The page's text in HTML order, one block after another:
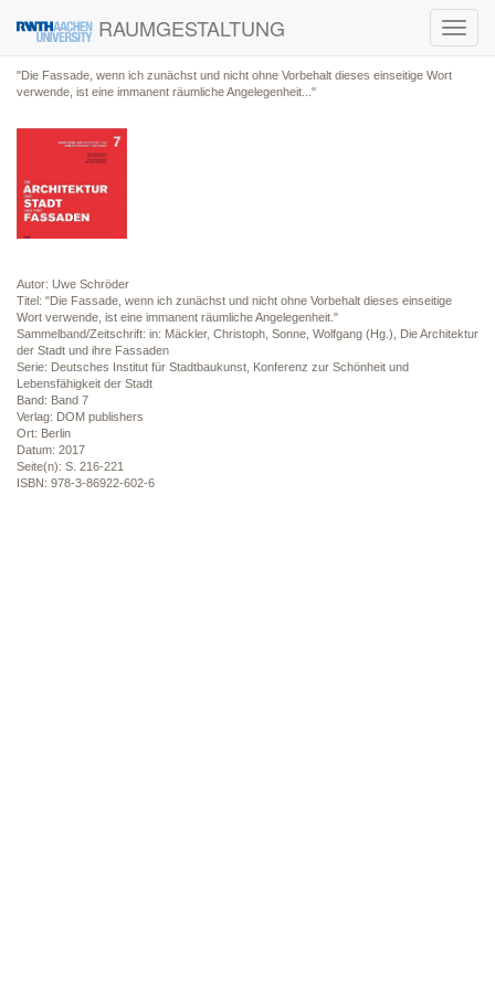
RAUMGESTALTUNG
"Die Fassade, wenn ich zunächst und nicht ohne Vorbehalt dieses einseitige Wort
verwende, ist eine immanent räumliche Angelegenheit..."
Autor: Uwe Schröder
Titel: "Die Fassade, wenn ich zunächst und nicht ohne Vorbehalt dieses einseitige
Wort verwende, ist eine immanent räumliche Angelegenheit."
Sammelband/Zeitschrift: in: Mäckler, Christoph, Sonne, Wolfgang (Hg.), Die Architektur
der Stadt und ihre Fassaden
Serie: Deutsches Institut für Stadtbaukunst, Konferenz zur Schönheit und
Lebensfähigkeit der Stadt
Band: Band 7
Verlag: DOM publishers
Ort: Berlin
Datum: 2017
Seite(n): S. 216-221
ISBN: 978-3-86922-602-6